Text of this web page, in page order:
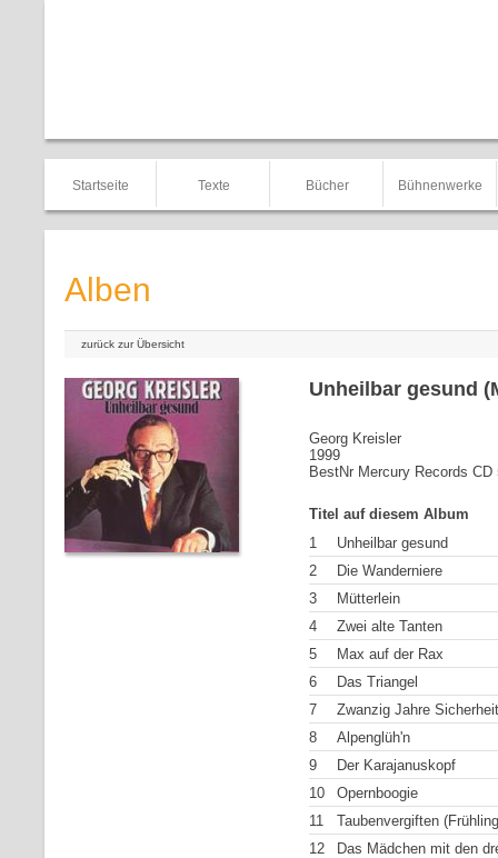
Startseite Texte Bücher Bühnenwerke
Alben
zurück zur Übersicht
Unheilbar gesund
Georg Kreisler
1999
BestNr Mercury Records CD
Titel auf diesem Album
1
Unheilbar gesund
2
Die Wanderniere
3
Mütterlein
4
Zwei alte Tanten
5
Max auf der Rax
6
Das Triangel
7
Zwanzig Jahre Sicherheit
8
Alpenglüh'n
9
Der Karajanuskopf
10
Opernboogie
11
Taubenvergiften
12
Das Mädchen mit den